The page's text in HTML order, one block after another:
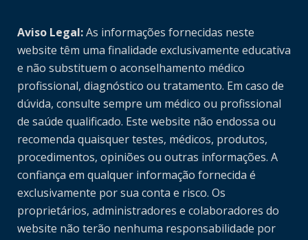
Aviso Legal:As informações fornecidas neste
website têm uma finalidade exclusivamente educativa
e não substituem o aconselhamento médico
profissional, diagnóstico ou tratamento. Em caso de
dúvida, consulte sempre um médico ou profissional
de saúde qualificado. Este website não endossa ou
recomenda quaisquer testes, médicos, produtos,
procedimentos, opiniões ou outras informações. A
confiança em qualquer informação fornecida é
exclusivamente por sua conta e risco. Os
proprietários, administradores e colaboradores do
website não terão nenhuma responsabilidade por